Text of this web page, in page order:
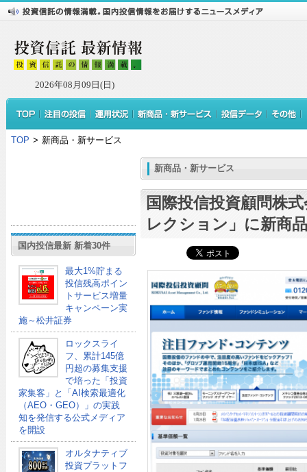
2026年08月09日(日)
TOP > 新商品・新サービス
国内投信最新 新着30件
最大1%貯まる
投信残高ポイン
トサービス増量
キャンペーン実
施～松井証券
ロックスライ
フ、累計145億
円超の募集支援
で培った「投資
家集客」と「AI検索最適化
（AEO・GEO）」の実践
知を発信する公式メディア
を開設
オルタナティブ
投資プラットフ
新商品・新サービス
国際投信投資顧問株
レクション」に新商